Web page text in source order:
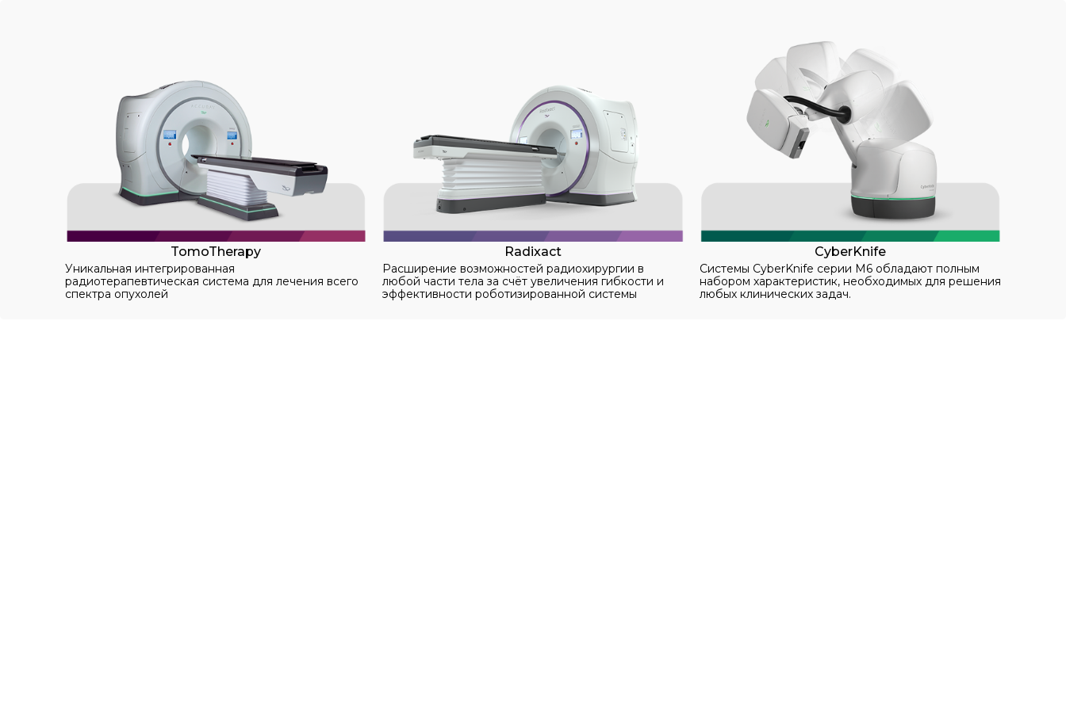
TomoTherapy
Уникальная интегрированная
радиотерапевтическая система для лечения всего
спектра опухолей
Radixact
Расширение возможностей радиохирургии в
любой части тела за счёт увеличения гибкости и
эффективности роботизированной системы
CyberKnife
Системы CyberKnife серии M6 обладают полным
набором характеристик, необходимых для решения
любых клинических задач.